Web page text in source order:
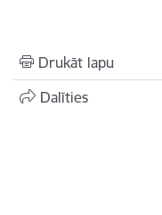
Drukāt lapu
Dalīties